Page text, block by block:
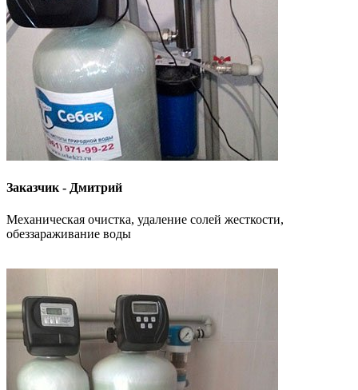
Заказчик - Дмитрий
Механическая очистка, удаление солей жесткости,
обеззараживание воды